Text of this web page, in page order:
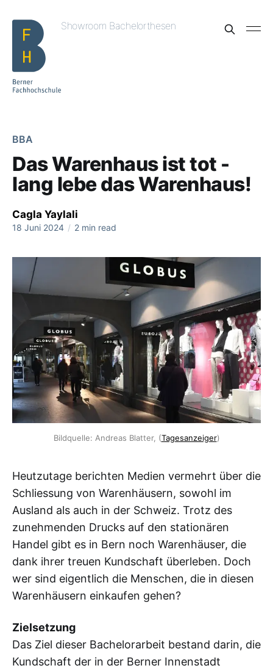
Showroom Bachelorthesen
BBA
Das Warenhaus ist tot -
lang lebe das Warenhaus!
Cagla Yaylali
18 Juni 2024 / 2 min read
Bildquelle: Andreas Blatter, (Tagesanzeiger)
Heutzutage berichten Medien vermehrt über die
Schliessung von Warenhäusern, sowohl im
Ausland als auch in der Schweiz. Trotz des
zunehmenden Drucks auf den stationären
Handel gibt es in Bern noch Warenhäuser, die
dank ihrer treuen Kundschaft überleben. Doch
wer sind eigentlich die Menschen, die in diesen
Warenhäusern einkaufen gehen?
Zielsetzung
Das Ziel dieser Bachelorarbeit bestand darin, die
Kundschaft der in der Berner Innenstadt